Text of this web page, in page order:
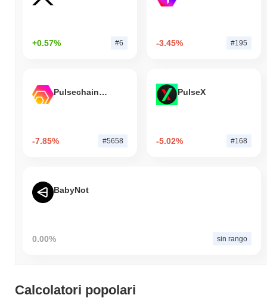
+0.57% #6 -3.45% #195
Pulsechain Bridged HEX (Pulsechain)
-7.85% #5658
PulseX
-5.02% #168
BabyNot
0.00% sin rango
Calcolatori popolari